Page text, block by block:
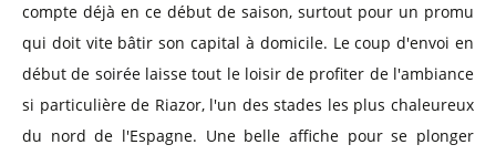
compte déjà en ce début de saison, surtout pour un promu
qui doit vite bâtir son capital à domicile. Le coup d'envoi en
début de soirée laisse tout le loisir de profiter de l'ambiance
si particulière de Riazor, l'un des stades les plus chaleureux
du nord de l'Espagne. Une belle affiche pour se plonger